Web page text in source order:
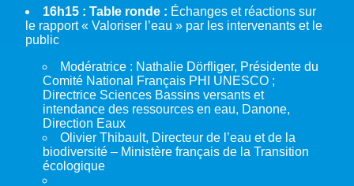
16h15 : Table ronde : Échanges et réactions sur
le rapport « Valoriser l’eau » par les intervenants et le
public
Modératrice : Nathalie Dörfliger, Présidente du
Comité National Français PHI UNESCO ;
Directrice Sciences Bassins versants et
intendance des ressources en eau, Danone,
Direction Eaux
Olivier Thibault, Directeur de l’eau et de la
biodiversité – Ministère français de la Transition
écologique